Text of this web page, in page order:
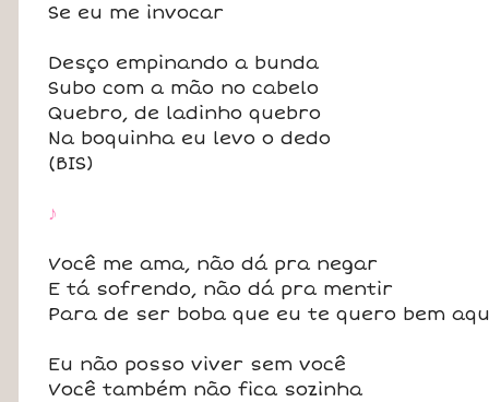
Se eu me invocar
Desço empinando a bunda
Subo com a mão no cabelo
Quebro, de ladinho quebro
Na boquinha eu levo o dedo
(BIS)
♪
Você me ama, não dá pra negar
E tá sofrendo, não dá pra mentir
Para de ser boba que eu te quero bem
Eu não posso viver sem você
Você também não fica sozinha